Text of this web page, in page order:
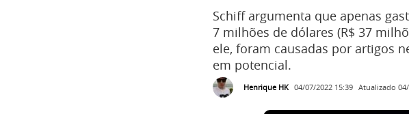
Schiff argumenta que apenas
7 milhões de dólares (R$ 37
ele, foram causadas por artigos
em potencial.
Henrique HK 04/07/2022 15:39 Atualizado